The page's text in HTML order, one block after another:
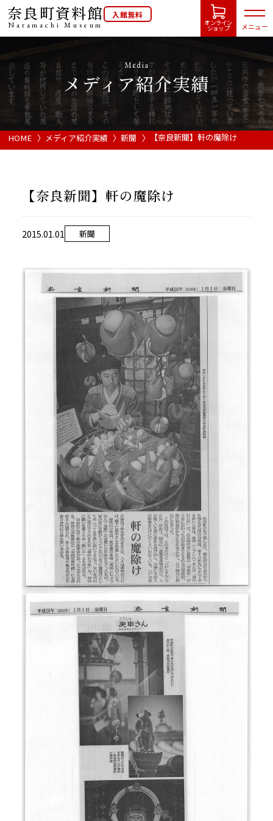
奈良町資料館
NaramachiMuseum
入館無料
オンライン
ショップ メニュー
HOME
開館カレンダー
当館について
メディア実績
活動実績
お知らせ
ブログ
オンラインショップ
Media
メディア紹介実績
HOME メディア紹介実績 新聞 【奈良新聞】軒の魔除け
【奈良新聞】軒の魔除け
2015.01.01 新聞